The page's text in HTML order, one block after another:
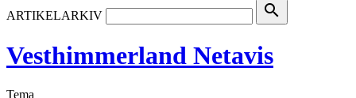
ARTIKELARKIV search
Vesthimmerland Netavis
Tema